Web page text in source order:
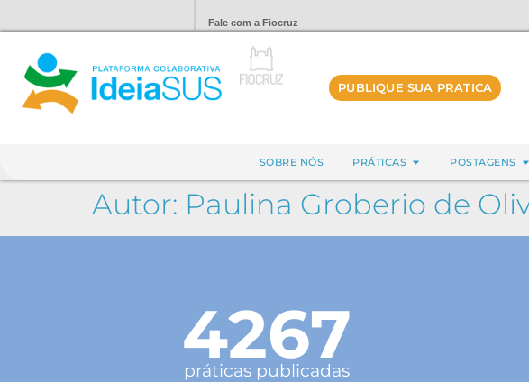
Fale com a Fiocruz
PUBLIQUE SUA PRATICA
SOBRE NÓS PRÁTICAS POSTAGENS
Autor: Paulina Groberio de
4267
práticas publicadas